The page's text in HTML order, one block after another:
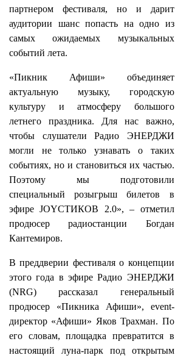
партнером фестиваля, но и дарит
аудитории шанс попасть на одно из
самых ожидаемых музыкальных
событий лета.
«Пикник Афиши» объединяет
актуальную музыку, городскую
культуру и атмосферу большого
летнего праздника. Для нас важно,
чтобы слушатели Радио ЭНЕРДЖИ
могли не только узнавать о таких
событиях, но и становиться их частью.
Поэтому мы подготовили
специальный розыгрыш билетов в
эфире JOYСТИКОВ 2.0», – отметил
продюсер радиостанции Богдан
Кантемиров.
В преддверии фестиваля о концепции
этого года в эфире Радио ЭНЕРДЖИ
(NRG) рассказал генеральный
продюсер «Пикника Афиши», event-
директор «Афиши» Яков Трахман. По
его словам, площадка превратится в
настоящий луна‑парк под открытым